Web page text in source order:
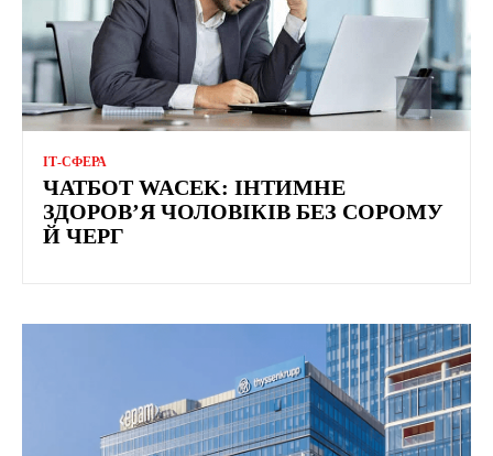
ІТ-СФЕРА
ЧАТБОТ WACEK: ІНТИМНЕ
ЗДОРОВ’Я ЧОЛОВІКІВ БЕЗ СОРОМУ
Й ЧЕРГ